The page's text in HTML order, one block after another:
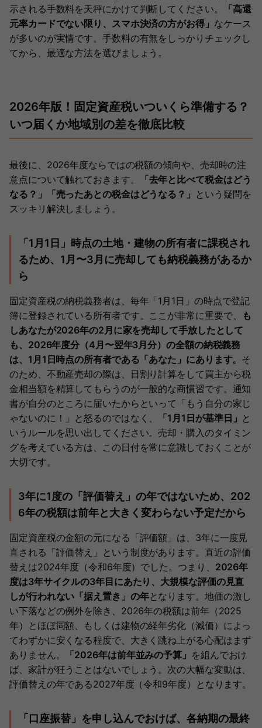
示される手数料を天秤にかけて判断してください。
「高還
元率カードでない限り、スマホ決済の方がお得」 なケース
が多いのが実情です。手数料の有無をしっかりチェックし
てから、最適な方法を選びましょう。
2026年版！固定資産税いついくら準備する？
いつ届くか地域別の差を徹底比較
最後に、2026年度ならではの税額の傾向や、売却時の注
意点について触れておきます。
「去年と比べて税金はどう
なる？」「売ったあとの税金はどうなる？」 という疑問を
スッキリ解決しましょう。
「1月1日」時点の土地・建物の所有者に課税され
るため、1月〜3月に売却しても納税義務があるか
ら
固定資産税の納税義務者は、毎年「1月1日」の時点で登記
簿に登録されている所有者です。ここが非常に重要で、
も
しあなたが2026年の2月に家を売却して手放したとして
も、2026年度分（4月〜翌年3月分）の全額の納税義務
は、1月1日時点の所有者である「あなた」にあります。 そ
のため、不動産売却の際は、日割り計算をして買主から税
金相当額を精算してもらうのが一般的な商慣習です。通知
書が自分のところに届いたからといって「もう自分の家じ
ゃないのに！」と怒るのではなく、
「1月1日が基準日」 と
いうルールを思い出してください。売却・購入のタイミン
グを考えている方は、この日付を常に意識しておくことが
大切です。
3年に1度の「評価替え」の年ではないため、202
6年の税額は前年と大きく変わらない予定だから
固定資産税の金額の元になる「評価額」は、3年に一度見
直される「評価替え」という制度があります。直近の評価
替えは2024年度（令和6年度）でした。つまり、 2026年
度は3年サイクルの3年目にあたり、大規模な評価の見直
しが行われない「据え置き」の年となります。地価の激し
い下落などの例外を除き、2026年の税額は前年（2025
年）とほぼ同額、もしくは建物の経年劣化（減価）によっ
てわずかに安くなる程度で、大きく跳ね上がる心配はまず
ありません。
「2026年は前年並みの予算」 を組んでおけ
ば、家計が狂うことはないでしょう。次の大幅な変動は、
評価替えの年である2027年度（令和9年度）となります。
「口座振替」を申し込んでおけば、各納期の最終